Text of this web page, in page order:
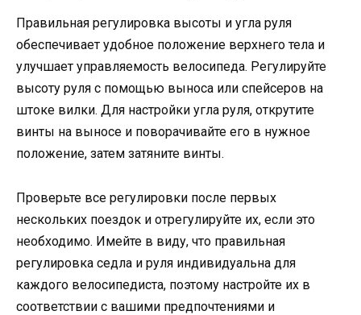
Правильная регулировка высоты и угла руля
обеспечивает удобное положение верхнего тела и
улучшает управляемость велосипеда. Регулируйте
высоту руля с помощью выноса или спейсеров на
штоке вилки. Для настройки угла руля, открутите
винты на выносе и поворачивайте его в нужное
положение, затем затяните винты.
Проверьте все регулировки после первых
нескольких поездок и отрегулируйте их, если это
необходимо. Имейте в виду, что правильная
регулировка седла и руля индивидуальна для
каждого велосипедиста, поэтому настройте их в
соответствии с вашими предпочтениями и